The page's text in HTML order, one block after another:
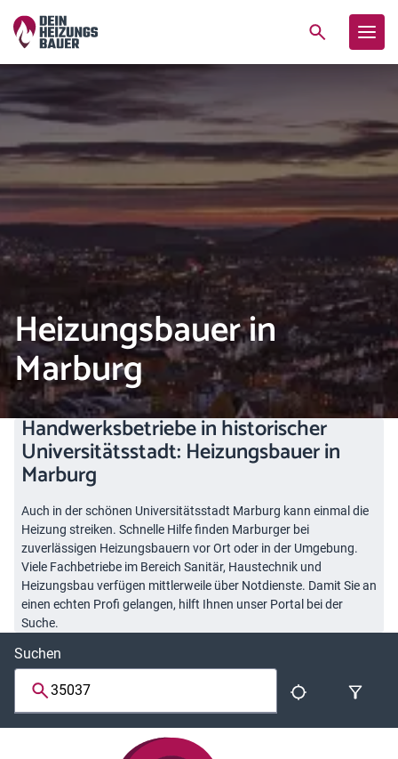
Heizungsbauer in
Marburg
Handwerksbetriebe in historischer
Universitätsstadt: Heizungsbauer in
Marburg
Auch in der schönen Universitätsstadt Marburg kann einmal die
Heizung streiken. Schnelle Hilfe finden Marburger bei
zuverlässigen Heizungsbauern vor Ort oder in der Umgebung.
Viele Fachbetriebe im Bereich Sanitär, Haustechnik und
Heizungsbau verfügen mittlerweile über Notdienste. Damit Sie an
einen echten Profi gelangen, hilft Ihnen unser Portal bei der
Suche.
Suchen